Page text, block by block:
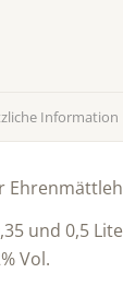
Information
und 0,5
Vol.